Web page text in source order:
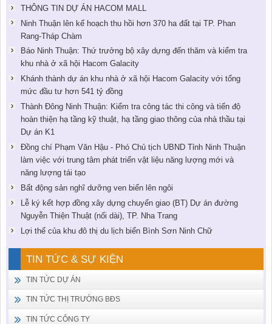
THÔNG TIN DỰ ÁN HACOM MALL
Ninh Thuận lên kế hoạch thu hồi hơn 370 ha đất tại TP. Phan
Rang-Tháp Chàm
Báo Ninh Thuận: Thứ trưởng bộ xây dựng đến thăm và kiểm tra
khu nhà ở xã hội Hacom Galacity
Khánh thành dự án khu nhà ở xã hội Hacom Galacity với tổng
mức đầu tư hơn 541 tỷ đồng
Thành Đông Ninh Thuận: Kiểm tra công tác thi công và tiến độ
hoàn thiện hạ tầng kỹ thuật, hạ tầng giao thông của nhà thầu tại
Dự án K1
Đồng chí Phạm Văn Hậu - Phó Chủ tịch UBND Tỉnh Ninh Thuận
làm việc với trung tâm phát triển vật liệu năng lượng mới và
năng lượng tái tạo
Bất động sản nghĩ dưỡng ven biển lên ngôi
Lễ ký kết hợp đồng xây dựng chuyển giao (BT) Dự án đường
Nguyễn Thiện Thuật (nối dài), TP. Nha Trang
Lợi thế của khu đô thị du lịch biển Bình Sơn Ninh Chữ
TIN TỨC & SỰ KIỆN
TIN TỨC DỰ ÁN
TIN TỨC THỊ TRƯỜNG BĐS
TIN TỨC CÔNG TY